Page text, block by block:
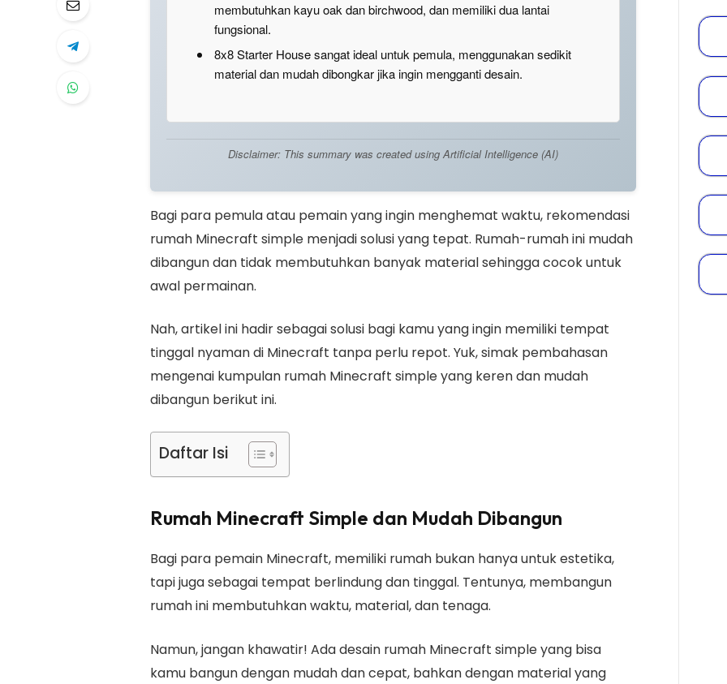
membutuhkan kayu oak dan birchwood, dan memiliki dua lantai
fungsional.
8x8 Starter House sangat ideal untuk pemula, menggunakan sedikit
material dan mudah dibongkar jika ingin mengganti desain.
Disclaimer: This summary was created using Artificial Intelligence (AI)
Bagi para pemula atau pemain yang ingin menghemat waktu, rekomendasi
rumah Minecraft simple menjadi solusi yang tepat. Rumah-rumah ini mudah
dibangun dan tidak membutuhkan banyak material sehingga cocok untuk
awal permainan.
Nah, artikel ini hadir sebagai solusi bagi kamu yang ingin memiliki tempat
tinggal nyaman di Minecraft tanpa perlu repot. Yuk, simak pembahasan
mengenai kumpulan rumah Minecraft simple yang keren dan mudah
dibangun berikut ini.
Daftar Isi
Rumah Minecraft Simple dan Mudah Dibangun
Bagi para pemain Minecraft, memiliki rumah bukan hanya untuk estetika,
tapi juga sebagai tempat berlindung dan tinggal. Tentunya, membangun
rumah ini membutuhkan waktu, material, dan tenaga.
Namun, jangan khawatir! Ada desain rumah Minecraft simple yang bisa
kamu bangun dengan mudah dan cepat, bahkan dengan material yang